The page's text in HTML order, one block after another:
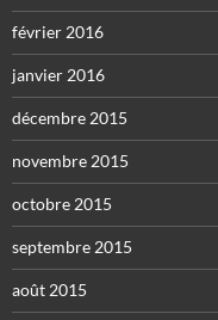
février 2016
janvier 2016
décembre 2015
novembre 2015
octobre 2015
septembre 2015
août 2015